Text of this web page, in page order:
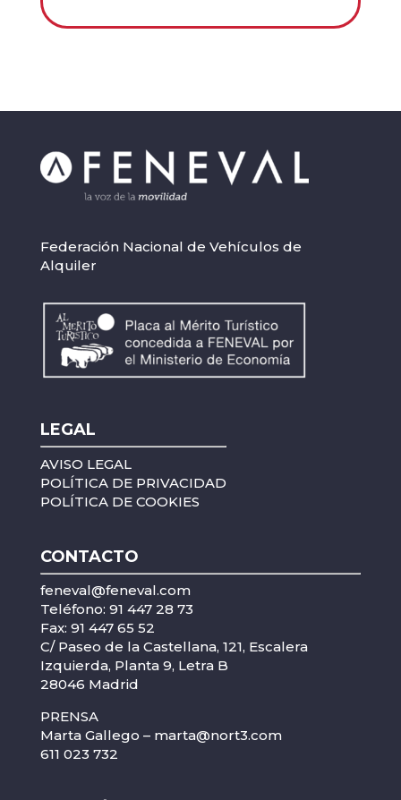
Federación Nacional de Vehículos de
Alquiler
LEGAL
AVISO LEGAL
POLÍTICA DE PRIVACIDAD
POLÍTICA DE COOKIES
CONTACTO
feneval@feneval.com
Teléfono: 91 447 28 73
Fax: 91 447 65 52
C/ Paseo de la Castellana, 121, Escalera
Izquierda, Planta 9, Letra B
28046 Madrid
PRENSA
Marta Gallego – marta@nort3.com
611 023 732